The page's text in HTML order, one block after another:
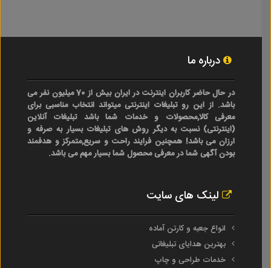
درباره ما
در حال حاضر کاربران اینترنت در ایران بیش از 70 میلیون نفر می
باشد. از این رو تبلیغات اینترنتی میتواند انتخاب مناسبی برای
معرفی کالا,محصولات و خدمات شما باشد تبلیغات آنلاین
(اینترنتی) نسبت به دیگر روش های تبلیغات بسیار به صرفه و
ارزان می باشد! همچنین فرایند راحت و سریع,متمرکز و هدفمند
بودن آگهی شما در معرفی محصول شما بسیار مهم می باشد.
لینک های سایت
انواع جعبه و کارتن آماده
بهترین هدایای تبلیغاتی
خدمات طراحی و چاپ